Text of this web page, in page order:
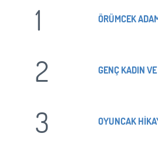
1 ÖRÜMCEK
2 GENÇ KADIN
3 OYUNCAK